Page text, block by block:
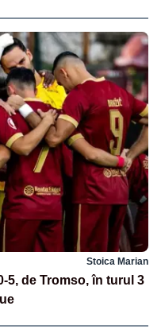
Stoica Marian
5, de Tromso, în turul 3